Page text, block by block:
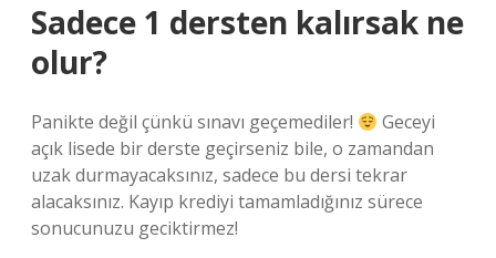
Sadece 1 dersten kalırsak ne
olur?
Panikte değil çünkü sınavı geçemediler!
Geceyi
açık lisede bir derste geçirseniz bile, o zamandan
uzak durmayacaksınız, sadece bu dersi tekrar
alacaksınız. Kayıp krediyi tamamladığınız sürece
sonucunuzu geciktirmez!